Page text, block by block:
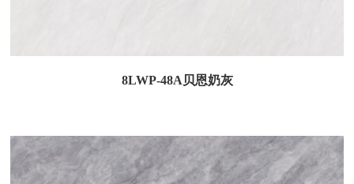
8LWP-48A贝恩奶灰